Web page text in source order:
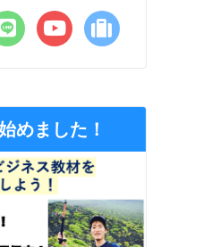
めました！